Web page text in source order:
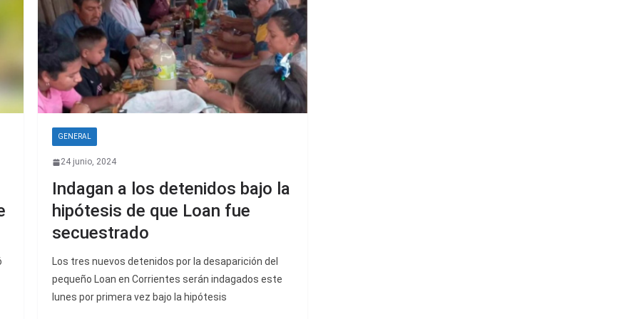
GENERAL
24 junio, 2024
Indagan a los detenidos bajo la
hipótesis de que Loan fue
secuestrado
Los tres nuevos detenidos por la desaparición del
pequeño Loan en Corrientes serán indagados este
lunes por primera vez bajo la hipótesis